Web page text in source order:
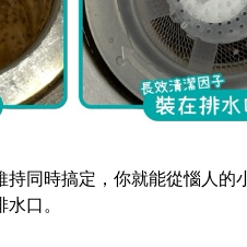
持同時搞定，你就能從惱人
口。